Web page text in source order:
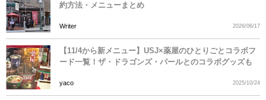
約方法・メニューまとめ
Writer 2026/06/17
【11/4から新メニュー】USJ×薬屋のひとりごとコラボフ
ード一覧！ザ・ドラゴンズ・パールとのコラボグッズも
yaco 2025/10/24